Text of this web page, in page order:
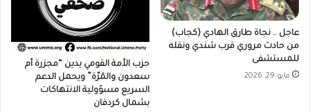
عاجل .. نجاة طارق الهادي (كجاب)
من حادث مروري قرب شندي ونقله
للمستشفى
مايو 29, 2026
حزب الأمة القومي يدين “مجزرة أم
سعدون والمَرّة” ويحمل الدعم
السريع مسؤولية الانتهاكات
بشمال كردفان